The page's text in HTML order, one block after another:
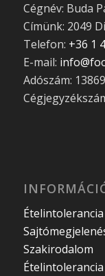
Cégnév: Buda
Címünk: 2049
Telefon: +36 1
E-mail:
Adószám:
Szakirodalom